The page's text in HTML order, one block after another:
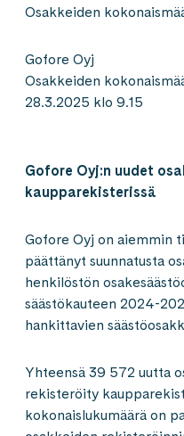
Osakkeiden
Gofore Oyj
Osakkeiden
28.3.2025 klo 9.15
Gofore Oyj:n uudet
kaupparekisterissä
Gofore Oyj on aiemmin
päättänyt suunnatusta
henkilöstön
säästökauteen 2024-
hankittavien
Yhteensä 39 572 uutta
rekisteröity
kokonaislukumäärä on